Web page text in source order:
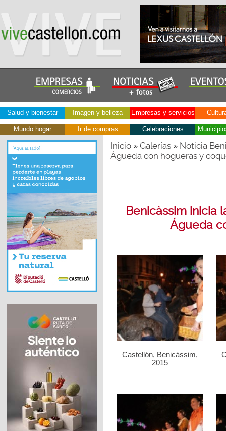
Salud y bienestar Imagen y belleza Empresas y servicios
Mundo hogar Ir de compras Celebraciones
Inicio» Galerías» Noticia
Águeda con hogueras y
Benicàssim inicia
Águeda
Castellón, Benicàssim,
2015